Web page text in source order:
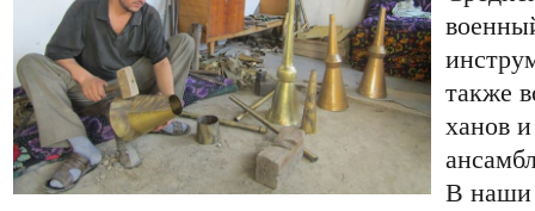
также
ханов
В наши